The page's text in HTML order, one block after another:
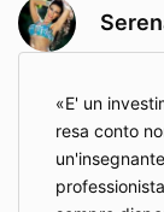
E' un
resa conto